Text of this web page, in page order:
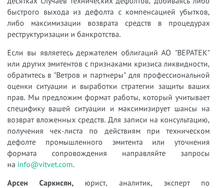
быстрого выхода из дефолта с компенсацией убытков,
либо максимизации возврата средств в процедурах
реструктуризации и банкротства.
Если вы являетесь держателем облигаций АО "ВЕРАТЕК"
или других эмитентов с признаками кризиса ликвидности,
обратитесь в "Ветров и партнеры" для профессиональной
оценки ситуации и выработки стратегии защиты ваших
прав. Мы предложим формат работы, который учитывает
специфику вашей ситуации и максимизирует шансы на
возврат вложенных средств. Для записи на консультацию,
получения чек-листа по действиям при техническом
дефолте промышленного эмитента или уточнения
формата сопровождения направляйте запросы
на info@vitvet.com.
Арсен Саркисян, юрист, аналитик, эксперт по